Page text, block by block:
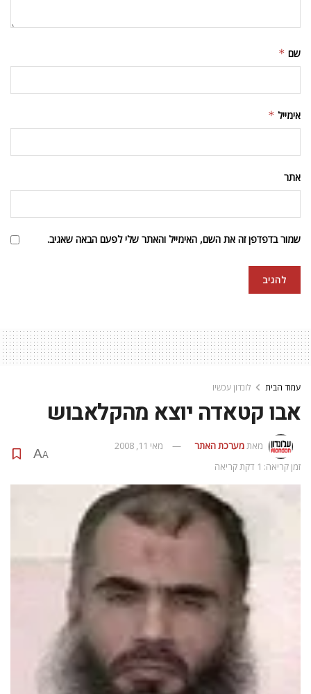
שם *
אימייל *
אתר
שמור בדפדפן זה את השם, האימייל והאתר שלי לפעם הבאה שאגיב.
עמוד הבית לונדון עכשיו
אבו קטאדה יוצא מהקלאבוש
מאתמערכת האתר
מאי 11, 2008
זמן קריאה: 1 דקת קריאה
A
A